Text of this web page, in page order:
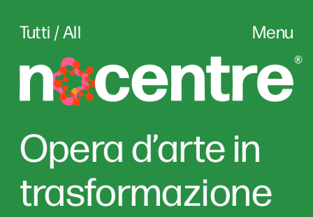
Menu
Tutti / All
Opera d’arte in
trasformazione